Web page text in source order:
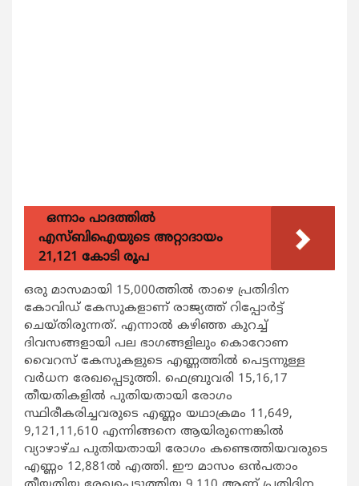
ഒന്നാം പാദത്തിൽ
എസ്ബിഐയുടെ അറ്റാദായം
21,121 കോടി രൂപ
ഒരു മാസമായി 15,000ത്തില്‍ താഴെ പ്രതിദിന
കോവിഡ് കേസുകളാണ് രാജ്യത്ത് റിപ്പോര്‍ട്ട്
ചെയ്തിരുന്നത്. എന്നാല്‍ കഴിഞ്ഞ കുറച്ച്
ദിവസങ്ങളായി പല ഭാഗങ്ങളിലും കൊറോണ
വൈറസ് കേസുകളുടെ എണ്ണത്തില്‍ പെട്ടന്നുള്ള
വര്‍ധന രേഖപ്പെടുത്തി. ഫെബ്രുവരി 15,16,17
തീയതികളില്‍ പുതിയതായി രോഗം
സ്ഥിരീകരിച്ചവരുടെ എണ്ണം യഥാക്രമം 11,649,
9,121,11,610 എന്നിങ്ങനെ ആയിരുന്നെങ്കില്‍
വ്യാഴാഴ്ച പുതിയതായി രോഗം കണ്ടെത്തിയവരുടെ
എണ്ണം 12,881ല്‍ എത്തി. ഈ മാസം ഒന്‍പതാം